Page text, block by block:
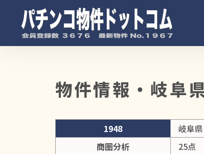
物件情報・岐阜
1948
岐阜
商圏分析
25点